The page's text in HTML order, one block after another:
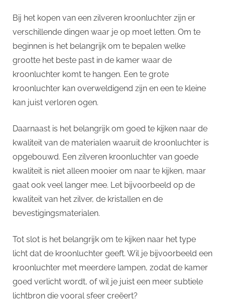
Bij het kopen van een zilveren kroonluchter zijn er
verschillende dingen waar je op moet letten. Om te
beginnen is het belangrijk om te bepalen welke
grootte het beste past in de kamer waar de
kroonluchter komt te hangen. Een te grote
kroonluchter kan overweldigend zijn en een te kleine
kan juist verloren ogen.
Daarnaast is het belangrijk om goed te kijken naar de
kwaliteit van de materialen waaruit de kroonluchter is
opgebouwd. Een zilveren kroonluchter van goede
kwaliteit is niet alleen mooier om naar te kijken, maar
gaat ook veel langer mee. Let bijvoorbeeld op de
kwaliteit van het zilver, de kristallen en de
bevestigingsmaterialen.
Tot slot is het belangrijk om te kijken naar het type
licht dat de kroonluchter geeft. Wil je bijvoorbeeld een
kroonluchter met meerdere lampen, zodat de kamer
goed verlicht wordt, of wil je juist een meer subtiele
lichtbron die vooral sfeer creëert?